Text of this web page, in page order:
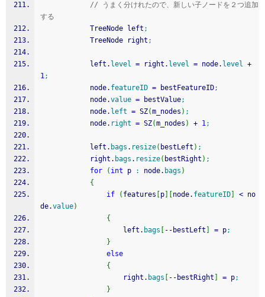
// うまく分けれたので、新しい子ノードを２つ追加
する
			TreeNode left
;
			TreeNode right
;
			left.
level = right. level = node. level +
1;
			node.
featureID = bestFeatureID;
			node.
value = bestValue;
			node.
left = SZ(m_nodes ) ;
			node.
right = SZ(m_nodes ) + 1;
			left.
bags . resize( bestLeft ) ;
			right.
bags . resize( bestRight ) ;
for
( int p : node. bags )
{
if
( features p node. featureID < no
de.value)
{
					left.
bags -- bestLeft = p;
}
else
{
					right.
bags -- bestRight = p;
}